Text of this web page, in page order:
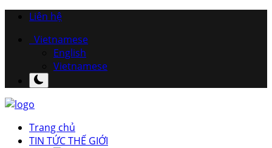
Liên hệ
Vietnamese
English
Vietnamese
Trang chủ
TIN TỨC THẾ GIỚI